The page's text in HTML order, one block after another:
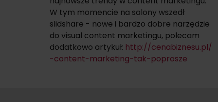
W tym momencie na salony wszedł
slidshare - nowe i bardzo dobre narzędzie
do visual content marketingu, polecam
dodatkowo artykuł: http://cenabiznesu.pl/
-content-marketing-tak-poprosze